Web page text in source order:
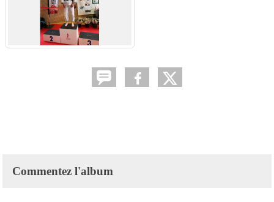
Commentez l'album